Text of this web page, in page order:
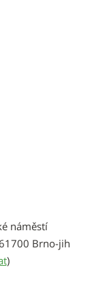
náměstí
Brno-jih
)